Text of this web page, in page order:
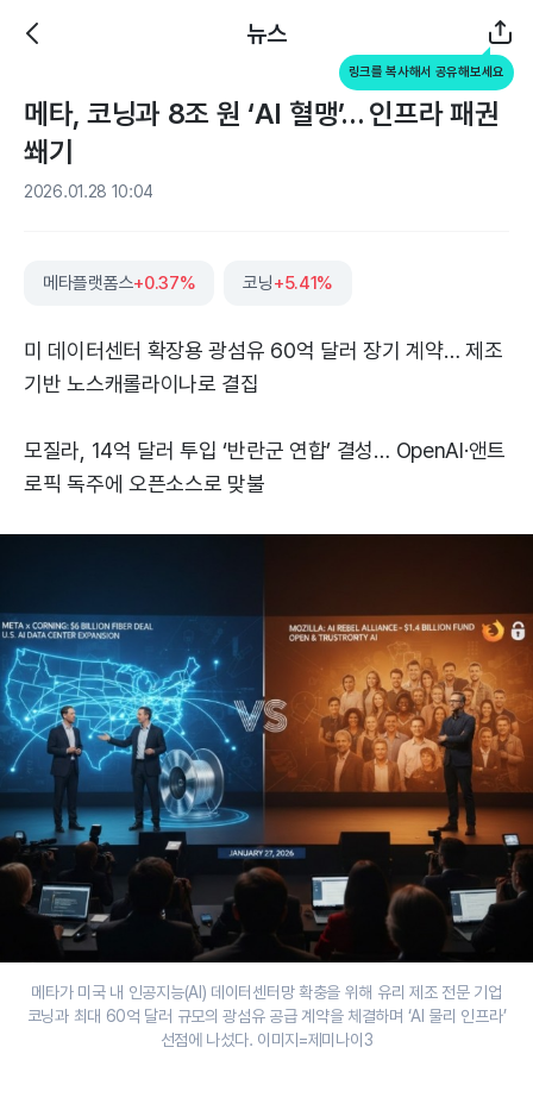
뉴스
링크를 복사해서 공유해보세요
메타, 코닝과 8조 원 ‘AI 혈맹’… 인프라 패권
쐐기
2026.01.28 10:04
메타플랫폼스+0.37% 코닝+5.41%
미 데이터센터 확장용 광섬유 60억 달러 장기 계약… 제조
기반 노스캐롤라이나로 결집
모질라, 14억 달러 투입 ‘반란군 연합’ 결성… OpenAI·앤트
로픽 독주에 오픈소스로 맞불
메타가 미국 내 인공지능(AI) 데이터센터망 확충을 위해 유리 제조 전문 기업
코닝과 최대 60억 달러 규모의 광섬유 공급 계약을 체결하며 ‘AI 물리 인프라’
선점에 나섰다. 이미지=제미나이3